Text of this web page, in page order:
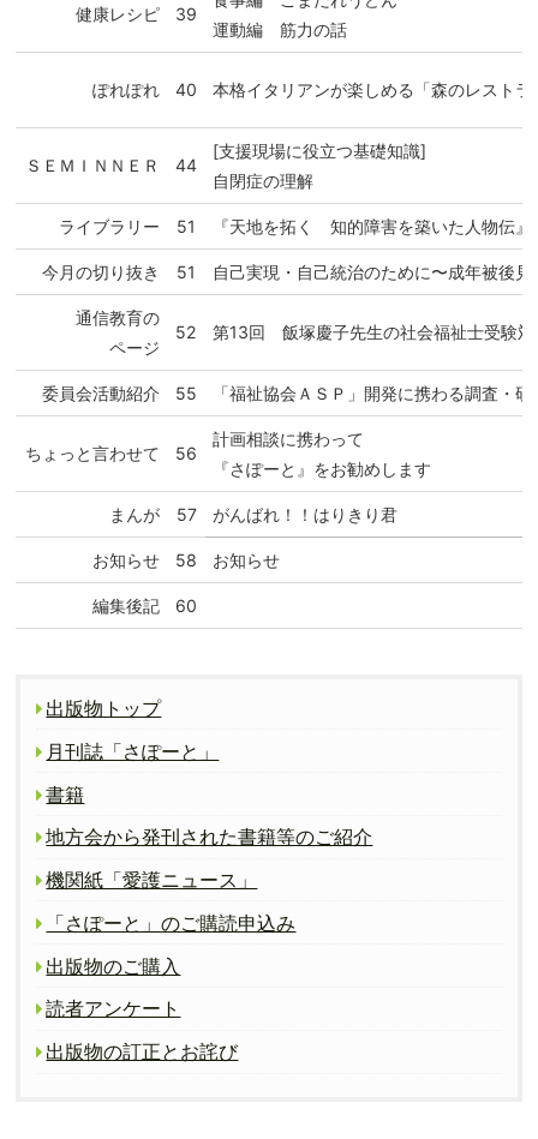
健康レシピ 39
運動編 筋力の話
ぽれぽれ 40 本格イタリアンが楽しめる「森のレスト
ＳＥＭＩＮＮＥＲ 44
[支援現場に役立つ基礎知識]
自閉症の理解
ライブラリー 51 『天地を拓く 知的障害を築いた人物伝』
今月の切り抜き 51 自己実現・自己統治のために〜成年被後
通信教育の
ページ
52 第13回 飯塚慶子先生の社会福祉士受験対
委員会活動紹介 55 「福祉協会ＡＳＰ」開発に携わる調査・
ちょっと言わせて 56
計画相談に携わって
『さぽーと』をお勧めします
まんが 57 がんばれ！！はりきり君
お知らせ 58 お知らせ
編集後記 60
出版物トップ
月刊誌「さぽーと」
書籍
地方会から発刊された書籍等のご紹介
機関紙「愛護ニュース」
「さぽーと」のご購読申込み
出版物のご購入
読者アンケート
出版物の訂正とお詫び